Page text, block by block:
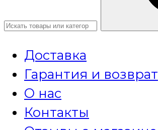
Доставка
Гарантия и возврат
О нас
Контакты